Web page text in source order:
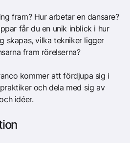
fram? Hur arbetar en dansare?
får du en unik inblick i hur
skapas, vilka tekniker ligger
fram rörelserna?
kommer att fördjupa sig i
och dela med sig av
idéer.